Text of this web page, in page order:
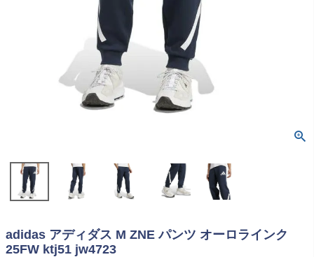
adidas アディダス M ZNE パンツ オーロラインク
25FW ktj51 jw4723